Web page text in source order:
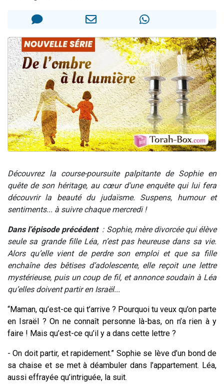
Il reste 49 places pour étudier en groupe sur Zoom
3 personnes viennent de faire un don pour Diane, 80 ans, dans un appartement insalubre
5 personnes viennent de faire un don pour Reloger Rivka, 6 enfants, victime de violences...
Découvrez la course-poursuite palpitante de Sophie en
quête de son héritage, au cœur d'une enquête qui lui fera
découvrir la beauté du judaïsme. Suspens, humour et
sentiments... à suivre chaque mercredi !
Dans l’épisode précédent: Sophie, mère divorcée qui élève
seule sa grande fille Léa, n’est pas heureuse dans sa vie.
Alors qu’elle vient de perdre son emploi et que sa fille
enchaîne des bêtises d’adolescente, elle reçoit une lettre
mystérieuse, puis un coup de fil, et annonce soudain à Léa
qu’elles doivent partir en Israël...
“Maman, qu’est-ce qui t’arrive ? Pourquoi tu veux qu’on parte
en Israël ? On ne connaît personne là-bas, on n’a rien à y
faire ! Mais qu’est-ce qu’il y a dans cette lettre ?
- On doit partir, et rapidement.” Sophie se lève d’un bond de
sa chaise et se met à déambuler dans l’appartement. Léa,
aussi effrayée qu’intriguée, la suit.